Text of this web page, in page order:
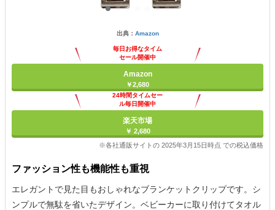
出典： Amazon
毎日お得なタイム
セール開催中
Amazon
￥2,680
24時間タイムセー
ル毎日開催中
楽天市場
￥ 2,680
※各社通販サイトの 2025年3月15日時点 での税込価格
ファッション性も機能性も重視
エレガントで見た目もおしゃれなブランケットクリップです。シ
ンプルで無駄を省いたデザイン。ベビーカーに取り付けてタオル